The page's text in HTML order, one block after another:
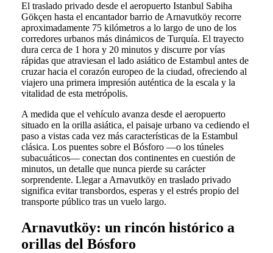
El traslado privado desde el aeropuerto Istanbul Sabiha
Gökçen hasta el encantador barrio de Arnavutköy recorre
aproximadamente 75 kilómetros a lo largo de uno de los
corredores urbanos más dinámicos de Turquía. El trayecto
dura cerca de 1 hora y 20 minutos y discurre por vías
rápidas que atraviesan el lado asiático de Estambul antes de
cruzar hacia el corazón europeo de la ciudad, ofreciendo al
viajero una primera impresión auténtica de la escala y la
vitalidad de esta metrópolis.
A medida que el vehículo avanza desde el aeropuerto
situado en la orilla asiática, el paisaje urbano va cediendo el
paso a vistas cada vez más características de la Estambul
clásica. Los puentes sobre el Bósforo —o los túneles
subacuáticos— conectan dos continentes en cuestión de
minutos, un detalle que nunca pierde su carácter
sorprendente. Llegar a Arnavutköy en traslado privado
significa evitar transbordos, esperas y el estrés propio del
transporte público tras un vuelo largo.
Arnavutköy: un rincón histórico a
orillas del Bósforo